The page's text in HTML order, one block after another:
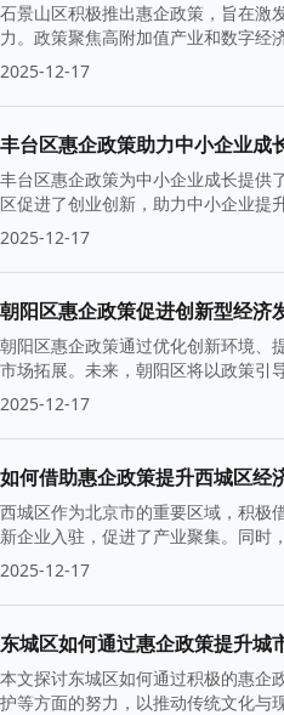
石景山区积极推出惠企政策，旨在激
力。政策聚焦高附加值产业和数字经
2025-12-17
丰台区惠企政策助力中小企业成
丰台区惠企政策为中小企业成长提供
区促进了创业创新，助力中小企业提
2025-12-17
朝阳区惠企政策促进创新型经济
朝阳区惠企政策通过优化创新环境、
市场拓展。未来，朝阳区将以政策引
2025-12-17
如何借助惠企政策提升西城区经
西城区作为北京市的重要区域，积极
新企业入驻，促进了产业聚集。同时
2025-12-17
东城区如何通过惠企政策提升城
本文探讨东城区如何通过积极的惠企
护等方面的努力，以推动传统文化与